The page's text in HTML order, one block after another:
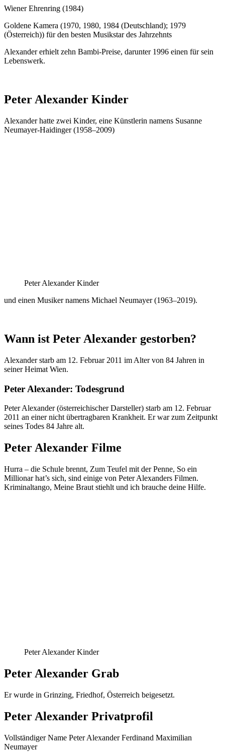
Wiener Ehrenring (1984)
Goldene Kamera (1970, 1980, 1984 (Deutschland); 1979
(Österreich)) für den besten Musikstar des Jahrzehnts
Alexander erhielt zehn Bambi-Preise, darunter 1996 einen für sein
Lebenswerk.
Peter Alexander Kinder
Alexander hatte zwei Kinder, eine Künstlerin namens Susanne
Neumayer-Haidinger (1958–2009)
Peter Alexander Kinder
und einen Musiker namens Michael Neumayer (1963–2019).
Wann ist Peter Alexander gestorben?
Alexander starb am 12. Februar 2011 im Alter von 84 Jahren in
seiner Heimat Wien.
Peter Alexander: Todesgrund
Peter Alexander (österreichischer Darsteller) starb am 12. Februar
2011 an einer nicht übertragbaren Krankheit. Er war zum Zeitpunkt
seines Todes 84 Jahre alt.
Peter Alexander Filme
Hurra – die Schule brennt, Zum Teufel mit der Penne, So ein
Millionar hat’s sich, sind einige von Peter Alexanders Filmen.
Kriminaltango, Meine Braut stiehlt und ich brauche deine Hilfe.
Peter Alexander Kinder
Peter Alexander Grab
Er wurde in Grinzing, Friedhof, Österreich beigesetzt.
Peter Alexander Privatprofil
Vollständiger Name Peter Alexander Ferdinand Maximilian
Neumayer